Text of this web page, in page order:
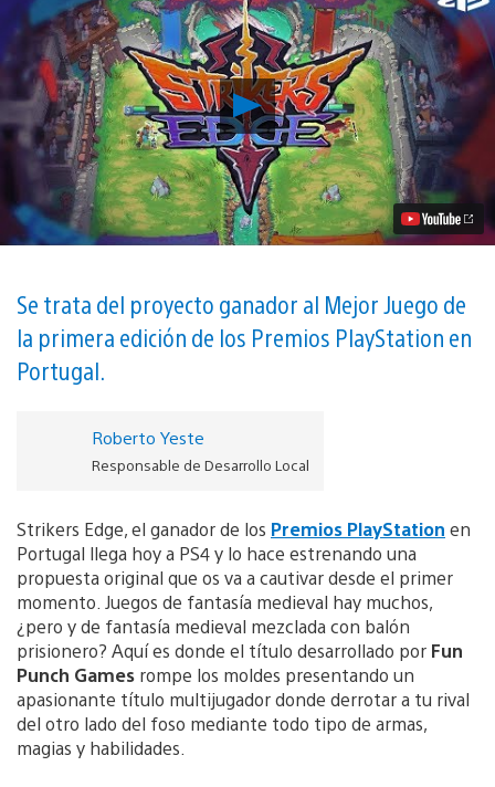
Reproducir
Ya
a
la
venta
Strikers
Edge
–
y
balón
prisionero
Se trata del proyecto ganador al Mejor Juego de
la primera edición de los Premios PlayStation en
Portugal.
Roberto Yeste
Responsable de Desarrollo Local
Strikers Edge, el ganador de los Premios PlayStation en
Portugal llega hoy a PS4 y lo hace estrenando una
propuesta original que os va a cautivar desde el primer
momento. Juegos de fantasía medieval hay muchos,
¿pero y de fantasía medieval mezclada con balón
prisionero? Aquí es donde el título desarrollado por Fun
Punch Games rompe los moldes presentando un
apasionante título multijugador donde derrotar a tu rival
del otro lado del foso mediante todo tipo de armas,
magias y habilidades.